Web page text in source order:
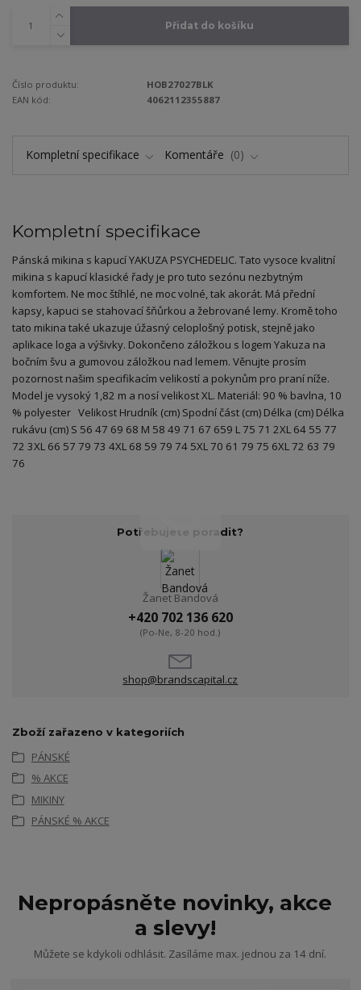
Přidat do košíku
Číslo produktu:
HOB27027BLK
EAN kód:
4062112355887
Kompletní specifikace Komentáře 0
Kompletní specifikace
Pánská mikina s kapucí YAKUZA PSYCHEDELIC. Tato vysoce kvalitní
mikina s kapucí klasické řady je pro tuto sezónu nezbytným
komfortem. Ne moc štíhlé, ne moc volné, tak akorát. Má přední
kapsy, kapuci se stahovací šňůrkou a žebrované lemy. Kromě toho
tato mikina také ukazuje úžasný celoplošný potisk, stejně jako
aplikace loga a výšivky. Dokončeno záložkou s logem Yakuza na
bočním švu a gumovou záložkou nad lemem. Věnujte prosím
pozornost našim specifikacím velikostí a pokynům pro praní níže.
Model je vysoký 1,82 m a nosí velikost XL. Materiál: 90 % bavlna, 10
% polyester Velikost Hrudník (cm) Spodní část (cm) Délka (cm) Délka
rukávu (cm) S 56 47 69 68 M 58 49 71 67 659 L 75 71 2XL 64 55 77
72 3XL 66 57 79 73 4XL 68 59 79 74 5XL 70 61 79 75 6XL 72 63 79
76
Potřebujete poradit?
Žanet Bandová
+420 702 136 620
(Po-Ne, 8-20 hod.)
shop@brandscapital.cz
Zboží zařazeno v kategoriích
PÁNSKÉ
% AKCE
MIKINY
PÁNSKÉ % AKCE
Nepropásněte novinky, akce
a slevy!
Můžete se kdykoli odhlásit. Zasíláme max. jednou za 14 dní.